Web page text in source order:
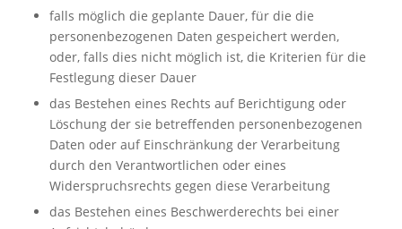
falls möglich die geplante Dauer, für die die
personenbezogenen Daten gespeichert werden,
oder, falls dies nicht möglich ist, die Kriterien für die
Festlegung dieser Dauer
das Bestehen eines Rechts auf Berichtigung oder
Löschung der sie betreffenden personenbezogenen
Daten oder auf Einschränkung der Verarbeitung
durch den Verantwortlichen oder eines
Widerspruchsrechts gegen diese Verarbeitung
das Bestehen eines Beschwerderechts bei einer